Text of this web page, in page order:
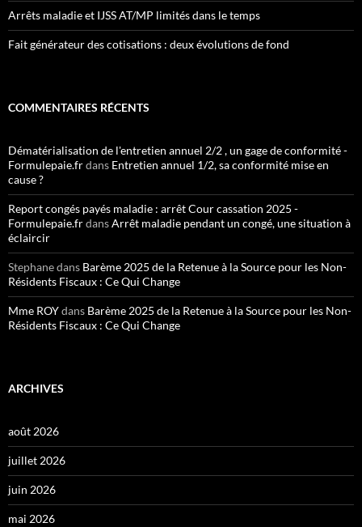
Arrêts maladie et IJSS AT/MP limités dans le temps
Fait générateur des cotisations : deux évolutions de fond
COMMENTAIRES RÉCENTS
Dématérialisation de l'entretien annuel 2/2 , un gage de conformité -
Formulepaie.frdans Entretien annuel 1/2, sa conformité mise en
cause ?
Report congés payés maladie : arrêt Cour cassation 2025 -
Formulepaie.frdansArrêt maladie pendant un congé, une situation à
éclaircir
Stephanedans Barème 2025 de la Retenue à la Source pour les Non-
Résidents Fiscaux : Ce Qui Change
Mme ROYdans Barème 2025 de la Retenue à la Source pour les Non-
Résidents Fiscaux : Ce Qui Change
ARCHIVES
août 2026
juillet 2026
juin 2026
mai 2026